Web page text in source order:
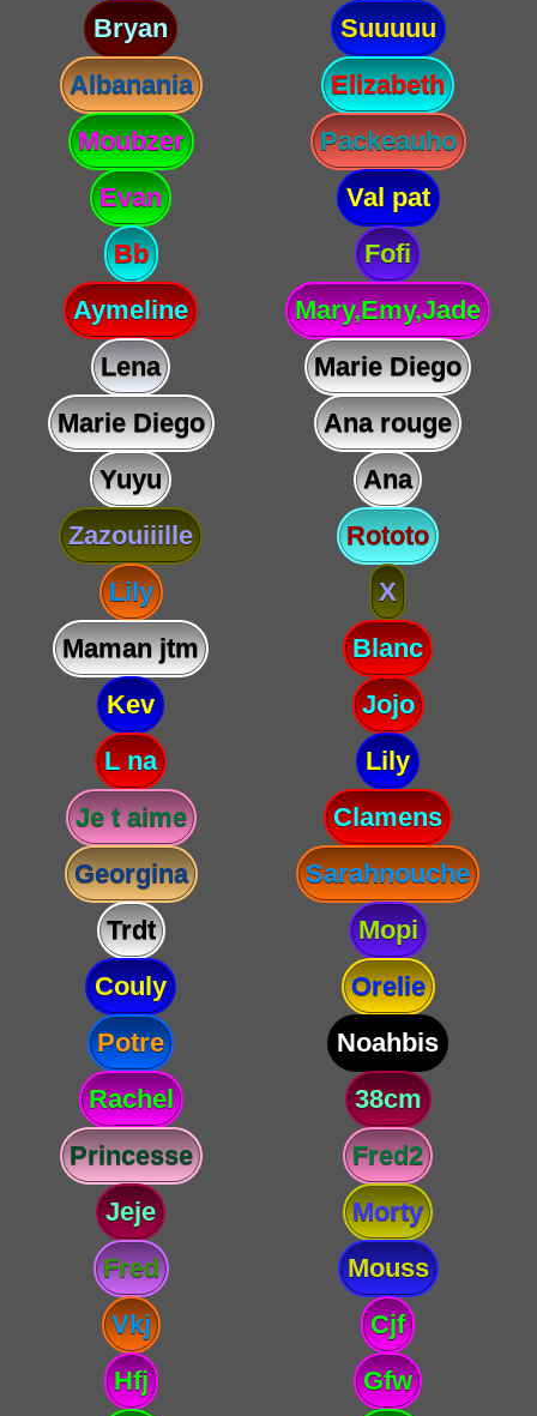
Bryan
Suuuuu
Albanania
Elizabeth
Moubzer
Packeauho
Evan
Val pat
Bb
Fofi
Aymeline
Mary,Emy,Jade
Lena
Marie Diego
Marie Diego
Ana rouge
Yuyu
Ana
Zazouiiille
Rototo
Lily
X
Maman jtm
Blanc
Kev
Jojo
L na
Lily
Je t aime
Clamens
Georgina
Sarahnouche
Trdt
Mopi
Couly
Orelie
Potre
Noahbis
Rachel
38cm
Princesse
Fred2
Jeje
Morty
Fred
Mouss
Vkj
Cjf
Hfj
Gfw